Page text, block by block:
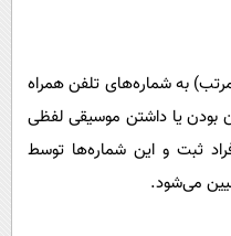
به شماره‌های تلفن همراه
بودن یا داشتن موسیقی لفظی
ثبت‌ و این شماره‌ها توسط
می‌شود.